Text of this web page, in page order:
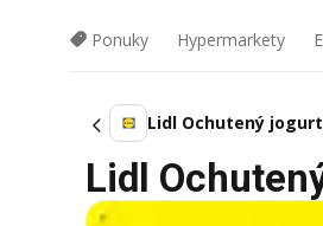
Ponuky Hypermarkety
Lidl Ochutený jogurt
Lidl